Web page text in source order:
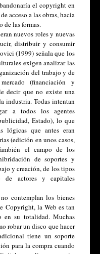
el copyright en
acceso a las obras, hacia
de las formas.
nuevos roles y nuevas
distribuir y consumir
(1999) señala que los
exigen analizar las
del trabajo y de
(financiación y
decir que no existe una
industria. Todas intentan
a todos los agentes
Estado), lo que
lógicas que antes eran
(edición en unos casos,
el campo de los
de soportes y
y creación, de los tipos
actores y capitales
contemplan los bienes
Copyright, la Web es tan
en su totalidad. Muchas
robar un disco que hacer
tiene un soporte
para la compra cuando